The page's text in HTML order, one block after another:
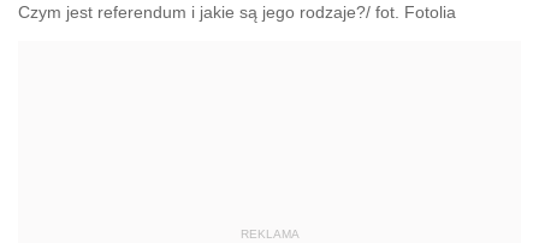
Czym jest referendum i jakie są jego rodzaje?/ fot. Fotolia